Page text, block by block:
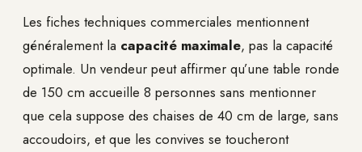
Les fiches techniques commerciales mentionnent
généralement la capacité maximale, pas la capacité
optimale. Un vendeur peut affirmer qu’une table ronde
de 150 cm accueille 8 personnes sans mentionner
que cela suppose des chaises de 40 cm de large, sans
accoudoirs, et que les convives se toucheront